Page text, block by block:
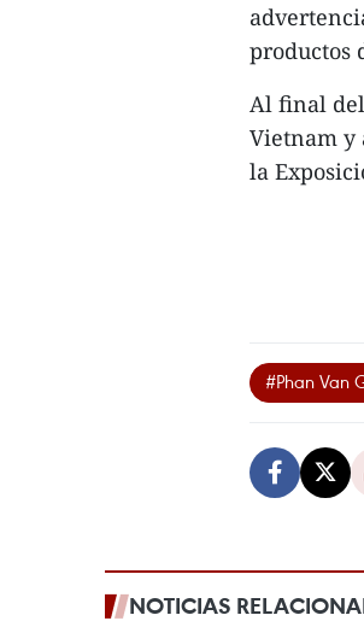
productos
Al final
Vietnam y
la
#Phan Van
NOTICIAS